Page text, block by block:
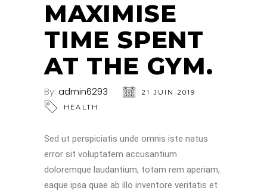
MAXIMISE
TIME SPENT
AT THE GYM.
By: admin6293
21 JUIN 2019
HEALTH
Sed ut perspiciatis unde omnis iste natus
error sit voluptatem accusantium
doloremque laudantium, totam rem aperiam,
eaque ipsa quae ab illo inventore veritatis et